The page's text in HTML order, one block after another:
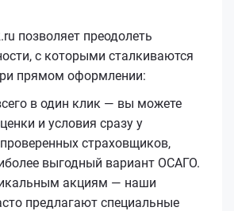
позволяет преодолеть
с которыми сталкиваются
прямом оформлении:
в один клик — вы можете
и условия сразу у
страховщиков,
выгодный вариант ОСАГО.
акциям — наши
предлагают специальные